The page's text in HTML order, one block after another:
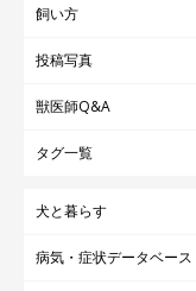
クター 荒井隆嘉先生）
文・写真／ハセベサチコ
飼い方
投稿写真
獣医師Q&A
タグ一覧
犬と暮らす
病気・症状データベース